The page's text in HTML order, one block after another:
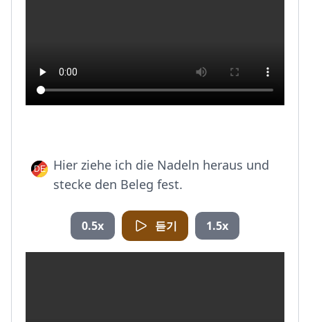
Hier ziehe ich die Nadeln heraus und
stecke den Beleg fest.
0.5x 듣기 1.5x